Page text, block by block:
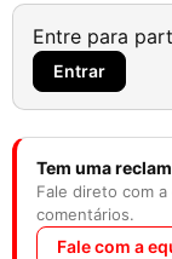
Entre para
Entrar
Tem uma
Fale direto com
comentários.
Fale com a